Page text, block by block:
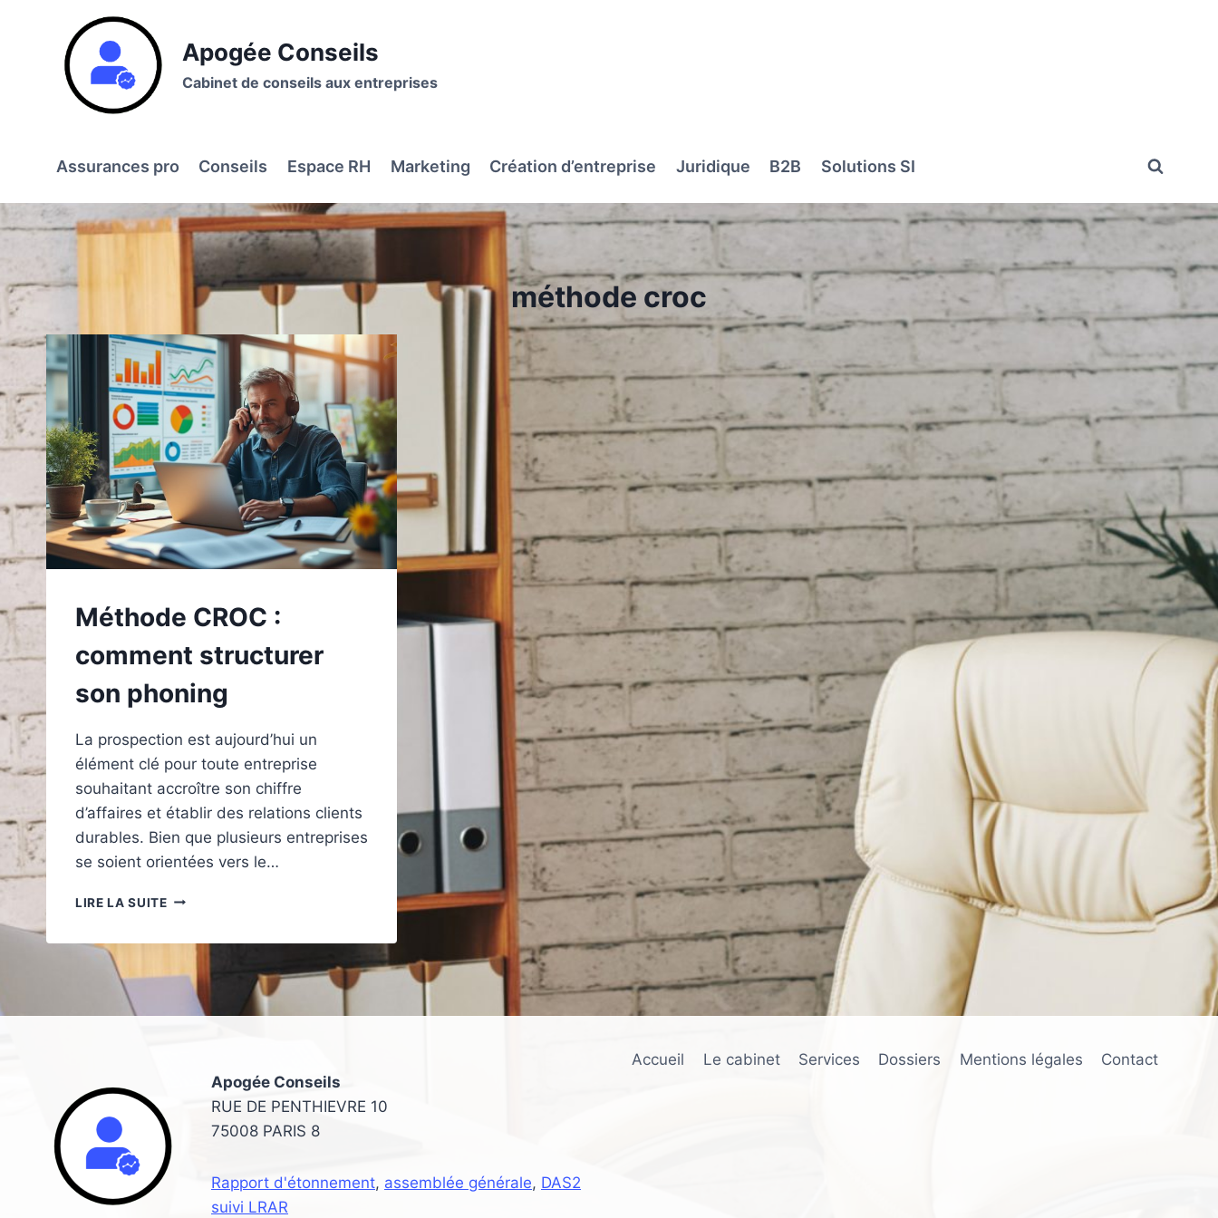
Apogée Conseils
Cabinet de conseils aux entreprises
Assurances pro Conseils Espace RH Marketing Création d’entreprise Juridique B2B Solutions SI
méthode croc
Méthode CROC :
comment structurer
son phoning
La prospection est aujourd’hui un
élément clé pour toute entreprise
souhaitant accroître son chiffre
d’affaires et établir des relations clients
durables. Bien que plusieurs entreprises
se soient orientées vers le…
LIRE LA SUITEMÉTHODE
COMMENT
STRUCTURER
SON
PHONING
Apogée Conseils
RUE DE PENTHIEVRE 10
75008 PARIS 8
Rapport d'étonnement, assemblée générale, DAS2
suivi LRAR
Accueil Le cabinet Services Dossiers Mentions légales Contact